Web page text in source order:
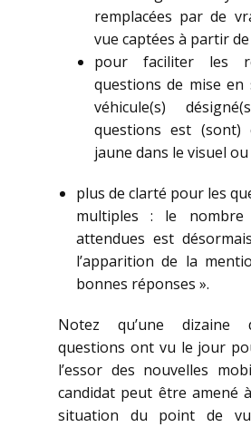
remplacées par de
vue captées à partir
pour faciliter les
questions de mise en
véhicule(s)
questions est (sont)
jaune dans le visuel ou
plus de clarté pour les
multiples : le nombre
attendues est
l’apparition de la
bonnes réponses ».
Notez qu’une dizaine
questions ont vu le jour
l’essor des nouvelles
candidat peut être amené
situation du point de